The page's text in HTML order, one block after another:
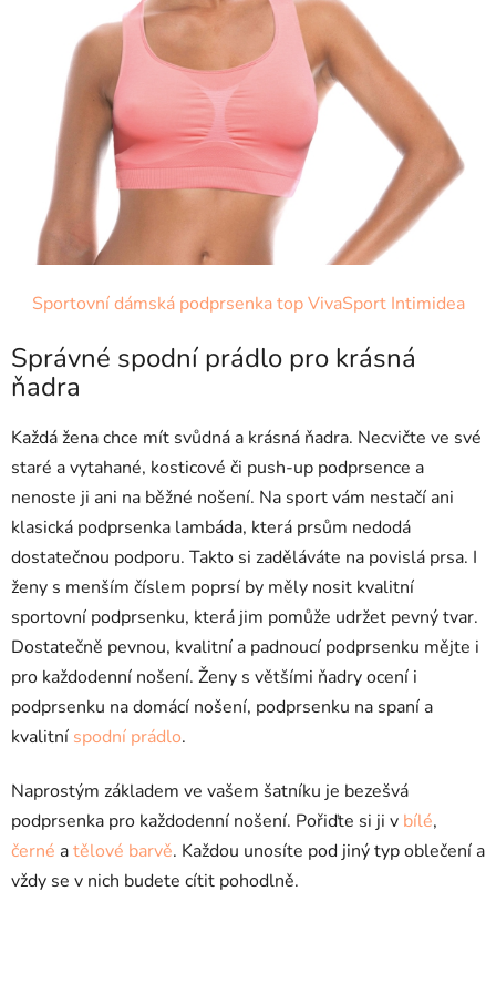
Sportovní dámská podprsenka top VivaSport Intimidea
Správné spodní prádlo pro krásná
ňadra
Každá žena chce mít svůdná a krásná ňadra. Necvičte ve své
staré a vytahané, kosticové či push-up podprsence a
nenoste ji ani na běžné nošení. Na sport vám nestačí ani
klasická podprsenka lambáda, která prsům nedodá
dostatečnou podporu. Takto si zaděláváte na povislá prsa. I
ženy s menším číslem poprsí by měly nosit kvalitní
sportovní podprsenku, která jim pomůže udržet pevný tvar.
Dostatečně pevnou, kvalitní a padnoucí podprsenku mějte i
pro každodenní nošení. Ženy s většími ňadry ocení i
podprsenku na domácí nošení, podprsenku na spaní a
kvalitní spodní prádlo.
Naprostým základem ve vašem šatníku je bezešvá
podprsenka pro každodenní nošení. Pořiďte si ji v bílé,
černé atělové barvě. Každou unosíte pod jiný typ oblečení a
vždy se v nich budete cítit pohodlně.